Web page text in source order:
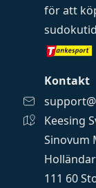
för att
Kontakt
Keesing
Sinovum
111 60